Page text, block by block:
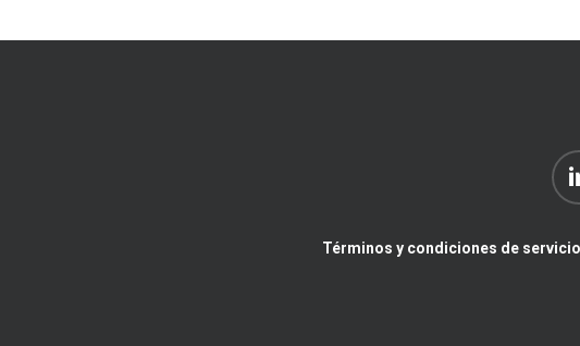
Términos y condiciones de servicio